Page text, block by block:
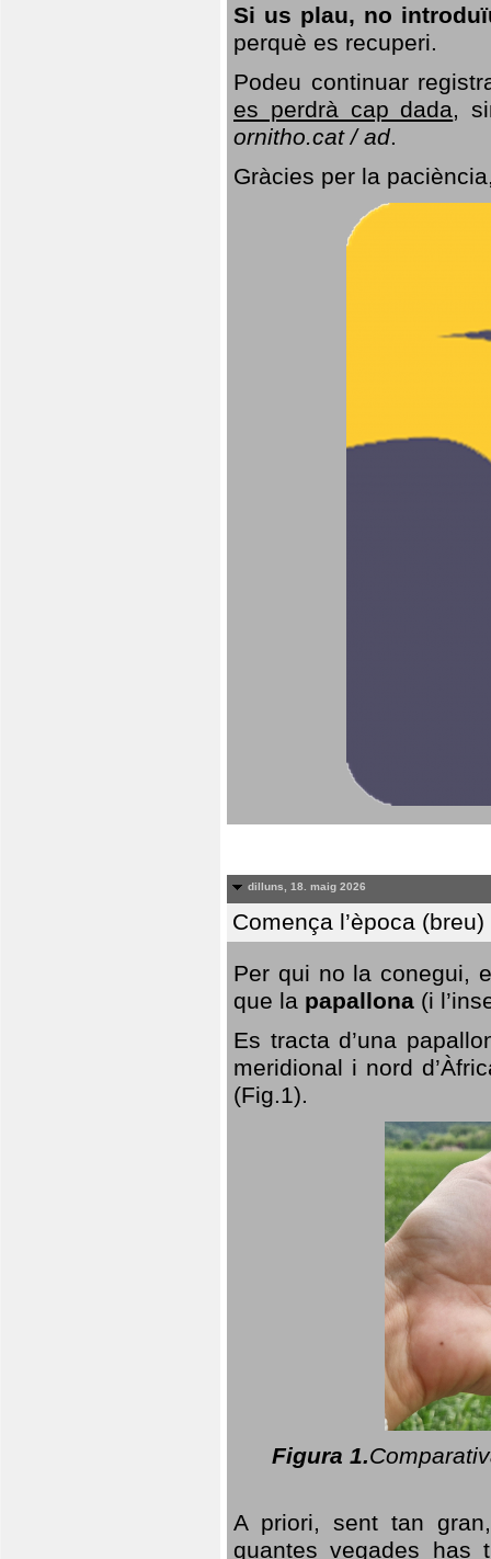
Si us plau, no
perquè es recuperi.
Podeu continuar
es perdrà cap dada,
ornitho.cat / ad.
Gràcies per la
dilluns, 18. maig 2026
Comença l’època
Per qui no la conegui,
que la papallona (i
Es tracta d’una
meridional i nord
(Fig.1).
Figura 1.
A priori, sent tan
quantes vegades has